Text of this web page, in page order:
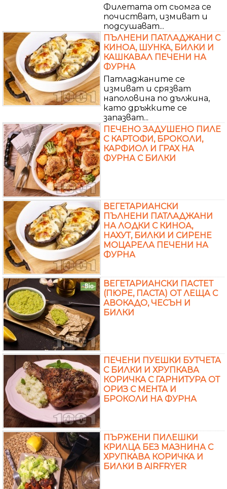
Филетата от сьомга се
почистват, измиват и
подсушават...
ПЪЛНЕНИ ПАТЛАДЖАНИ С
КИНОА, ШУНКА, БИЛКИ И
КАШКАВАЛ ПЕЧЕНИ НА
ФУРНА
Патладжаните се
измиват и срязват
наполовина по дължина,
като дръжките се
запазват...
ПЕЧЕНО ЗАДУШЕНО ПИЛЕ
С КАРТОФИ, БРОКОЛИ,
КАРФИОЛ И ГРАХ НА
ФУРНА С БИЛКИ
ВЕГЕТАРИАНСКИ
ПЪЛНЕНИ ПАТЛАДЖАНИ
НА ЛОДКИ С КИНОА,
НАХУТ, БИЛКИ И СИРЕНЕ
МОЦАРЕЛА ПЕЧЕНИ НА
ФУРНА
ВЕГЕТАРИАНСКИ ПАСТЕТ
(ПЮРЕ, ПАСТА) ОТ ЛЕЩА С
АВОКАДО, ЧЕСЪН И
БИЛКИ
ПЕЧЕНИ ПУЕШКИ БУТЧЕТА
С БИЛКИ И ХРУПКАВА
КОРИЧКА С ГАРНИТУРА ОТ
ОРИЗ С МЕНТА И
БРОКОЛИ НА ФУРНА
ПЪРЖЕНИ ПИЛЕШКИ
КРИЛЦА БЕЗ МАЗНИНА С
ХРУПКАВА КОРИЧКА И
БИЛКИ В AIRFRYER